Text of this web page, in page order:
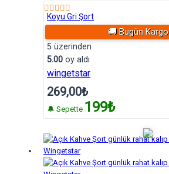
🚚 Bugün Kargo
Koyu Gri Şort
5 üzerinden
5.00 oy aldı
wingetstar
269,00₺
🔔 Sepette 199₺